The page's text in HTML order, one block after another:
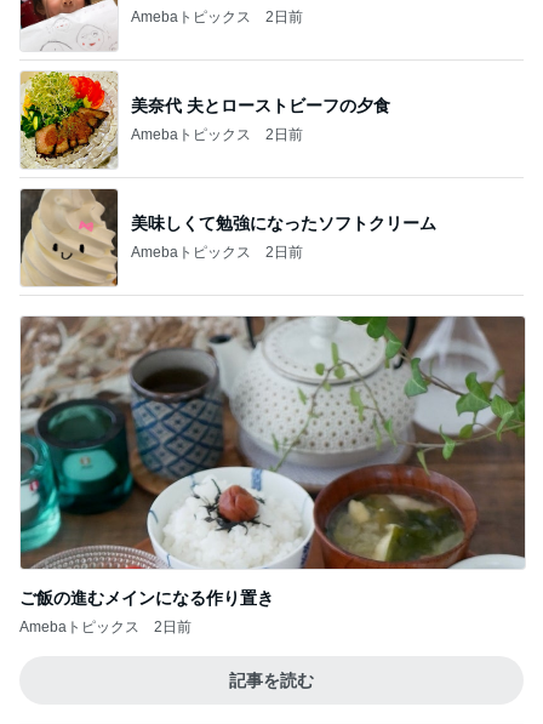
Amebaトピックス 2日前
美奈代 夫とローストビーフの夕食
Amebaトピックス 2日前
美味しくて勉強になったソフトクリーム
Amebaトピックス 2日前
ご飯の進むメインになる作り置き
Amebaトピックス 2日前
記事を読む